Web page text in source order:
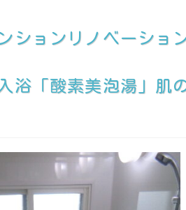
ションリノベーショ
浴「酸素美泡湯」肌